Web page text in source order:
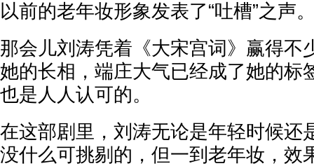
以前的老年妆形象发表了“吐槽”之声
那会儿刘涛凭着《大宋宫词》赢得不
她的长相，端庄大气已经成了她的标
也是人人认可的。
在这部剧里，刘涛无论是年轻时候还
没什么可挑剔的，但一到老年妆，效